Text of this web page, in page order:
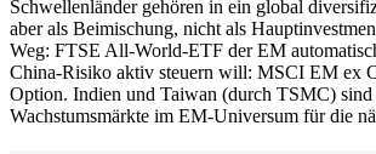
Schwellenländer gehören in ein global
aber als Beimischung, nicht als
Weg: FTSE All-World-ETF der EM
China-Risiko aktiv steuern will: MSCI EM ex
Option. Indien und Taiwan (durch TSMC) sind
Wachstumsmärkte im EM-Universum für die